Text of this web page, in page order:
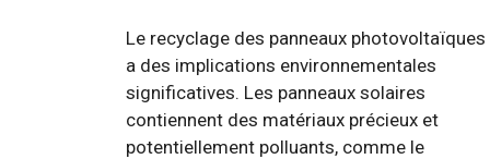
Le recyclage des panneaux photovoltaïques
a des implications environnementales
significatives. Les panneaux solaires
contiennent des matériaux précieux et
potentiellement polluants, comme le